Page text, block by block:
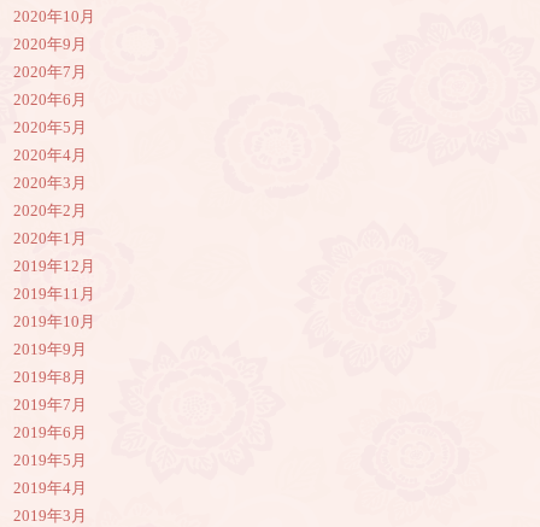
2020年10月
2020年9月
2020年7月
2020年6月
2020年5月
2020年4月
2020年3月
2020年2月
2020年1月
2019年12月
2019年11月
2019年10月
2019年9月
2019年8月
2019年7月
2019年6月
2019年5月
2019年4月
2019年3月